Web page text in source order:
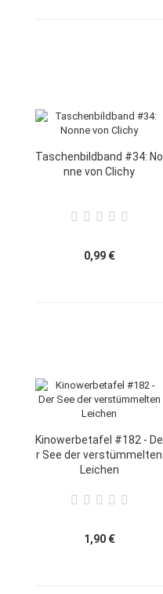
Taschenbildband #34: No
nne von Clichy
0,99 €
Kinowerbetafel #182 - De
r See der verstümmelten
Leichen
1,90 €